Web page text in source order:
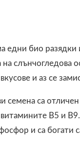
едни био
слънчогледова
и аз се
семена са
В5 и
и са богати